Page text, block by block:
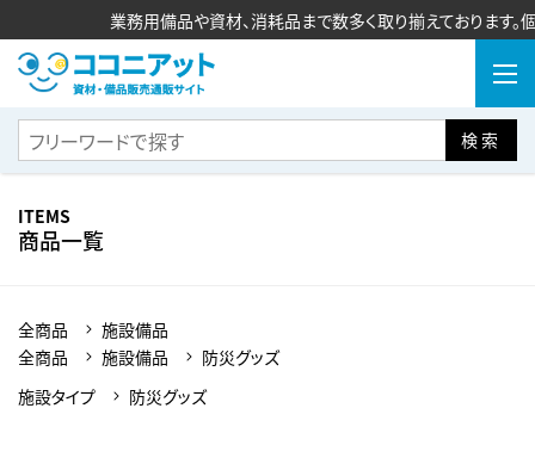
業務用備品や資材、消耗品まで数多く取り揃えております。
検索
ITEMS
商品一覧
全商品
施設備品
全商品
施設備品
防災グッズ
施設タイプ
防災グッズ